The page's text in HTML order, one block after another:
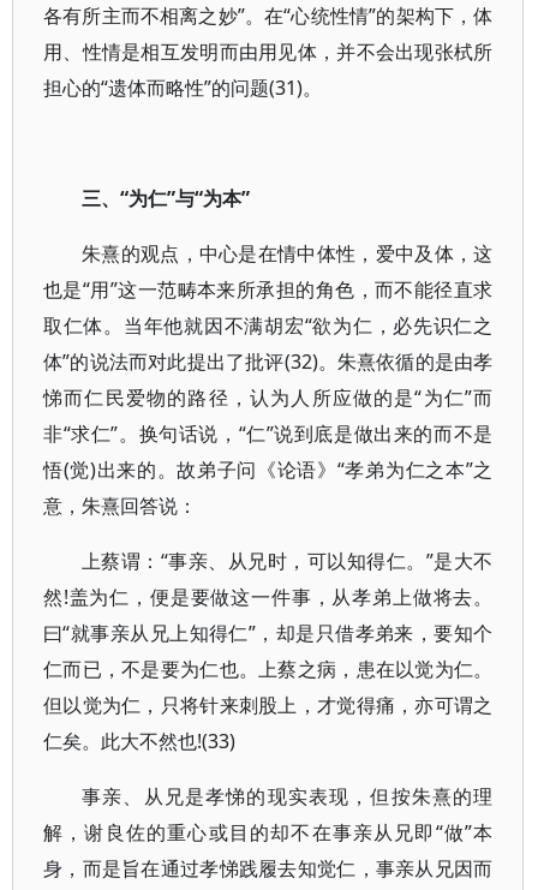
各有所主而不相离之妙”。在“心统性情”的架构下，体
用、性情是相互发明而由用见体，并不会出现张栻所
担心的“遗体而略性”的问题(31)。
三、“为仁”与“为本”
朱熹的观点，中心是在情中体性，爱中及体，这
也是“用”这一范畴本来所承担的角色，而不能径直求
取仁体。当年他就因不满胡宏“欲为仁，必先识仁之
体”的说法而对此提出了批评(32)。朱熹依循的是由孝
悌而仁民爱物的路径，认为人所应做的是“为仁”而
非“求仁”。换句话说，“仁”说到底是做出来的而不是
悟(觉)出来的。故弟子问《论语》“孝弟为仁之本”之
意，朱熹回答说：
上蔡谓：“事亲、从兄时，可以知得仁。”是大不
然!盖为仁，便是要做这一件事，从孝弟上做将去。
曰“就事亲从兄上知得仁”，却是只借孝弟来，要知个
仁而已，不是要为仁也。上蔡之病，患在以觉为仁。
但以觉为仁，只将针来刺股上，才觉得痛，亦可谓之
仁矣。此大不然也!(33)
事亲、从兄是孝悌的现实表现，但按朱熹的理
解，谢良佐的重心或目的却不在事亲从兄即“做”本
身，而是旨在通过孝悌践履去知觉仁，事亲从兄因而